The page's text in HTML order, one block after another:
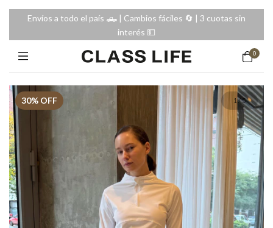
Envíos a todo el país 🛻 | Cambios fáciles 🔄️ | 3 cuotas sin
interés 💵
0
30% OFF 1/5